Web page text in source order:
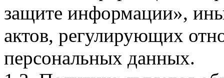
защите информации»,
актов, регулирующих
персональных данных.